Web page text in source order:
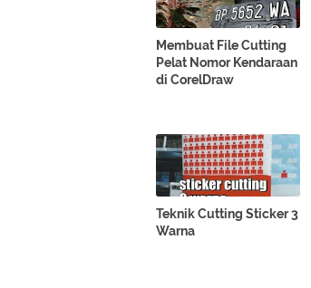
Membuat File Cutting
Pelat Nomor Kendaraan
di CorelDraw
Teknik Cutting Sticker 3
Warna